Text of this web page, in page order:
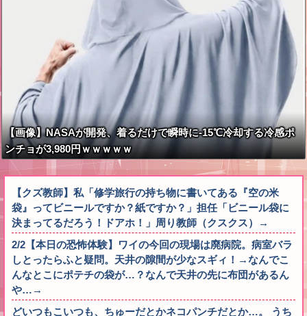
【画像】NASAが開発、着るだけで瞬時に-15℃冷却する冷感ポ
ンチョが3,980円ｗｗｗｗｗ
【クズ教師】私「修学旅行の持ち物に書いてある『空の米
袋』ってビニールですか？紙ですか？」担任「ビニール袋に
決まってるだろう！ドアホ！」周り教師（クスクス）→
2/2【本日の恐怖体験】ワイの今回の現場は廃病院。病室バラ
しとったらふと疑問。天井の隙間が少なスギィ！→なんでこ
んなとこにポテチの袋が…？なんで天井の先に布団があるん
や…→
どいつもこいつも、ちゅーだとかネコパンチだとか…。 うち